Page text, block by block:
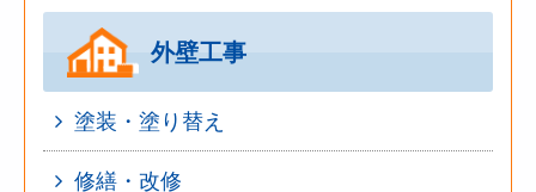
外壁工事
塗装・塗り替え
修繕・改修